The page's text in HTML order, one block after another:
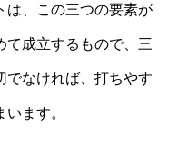
は、この三つの要素が
て成立するもので、三
でなければ、打ちやす
ます。